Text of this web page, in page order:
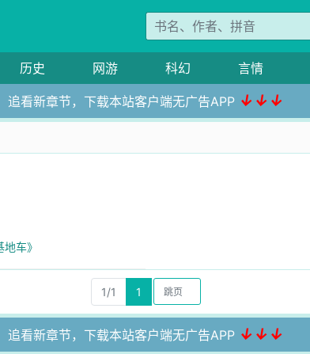
历史 网游 科幻 言情
追看新章节，下载本站客户端无广告APP ↓↓↓
车》
1/1 1
追看新章节，下载本站客户端无广告APP ↓↓↓